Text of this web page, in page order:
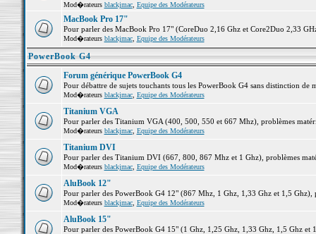
Mod�rateurs blackjmac, Equipe des Modérateurs
MacBook Pro 17"
Pour parler des MacBook Pro 17" (CoreDuo 2,16 Ghz et Core2Duo 2,33
Mod�rateurs blackjmac, Equipe des Modérateurs
PowerBook G4
Forum générique PowerBook G4
Pour débattre de sujets touchants tous les PowerBook G4 sans distinction de
Mod�rateurs blackjmac, Equipe des Modérateurs
Titanium VGA
Pour parler des Titanium VGA (400, 500, 550 et 667 Mhz), problèmes
Mod�rateurs blackjmac, Equipe des Modérateurs
Titanium DVI
Pour parler des Titanium DVI (667, 800, 867 Mhz et 1 Ghz), problèmes
Mod�rateurs blackjmac, Equipe des Modérateurs
AluBook 12"
Pour parler des PowerBook G4 12" (867 Mhz, 1 Ghz, 1,33 Ghz et 1,5 Ghz),
Mod�rateurs blackjmac, Equipe des Modérateurs
AluBook 15"
Pour parler des PowerBook G4 15" (1 Ghz, 1,25 Ghz, 1,33 Ghz, 1,5 Ghz et